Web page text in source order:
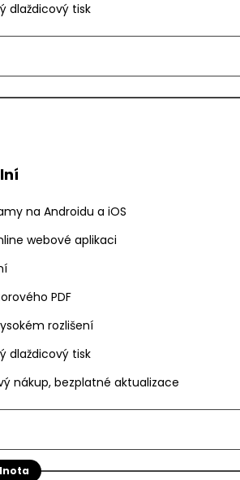
dlaždicový tisk
na Androidu a iOS
webové aplikaci
PDF
rozlišení
dlaždicový tisk
nákup, bezplatné aktualizace